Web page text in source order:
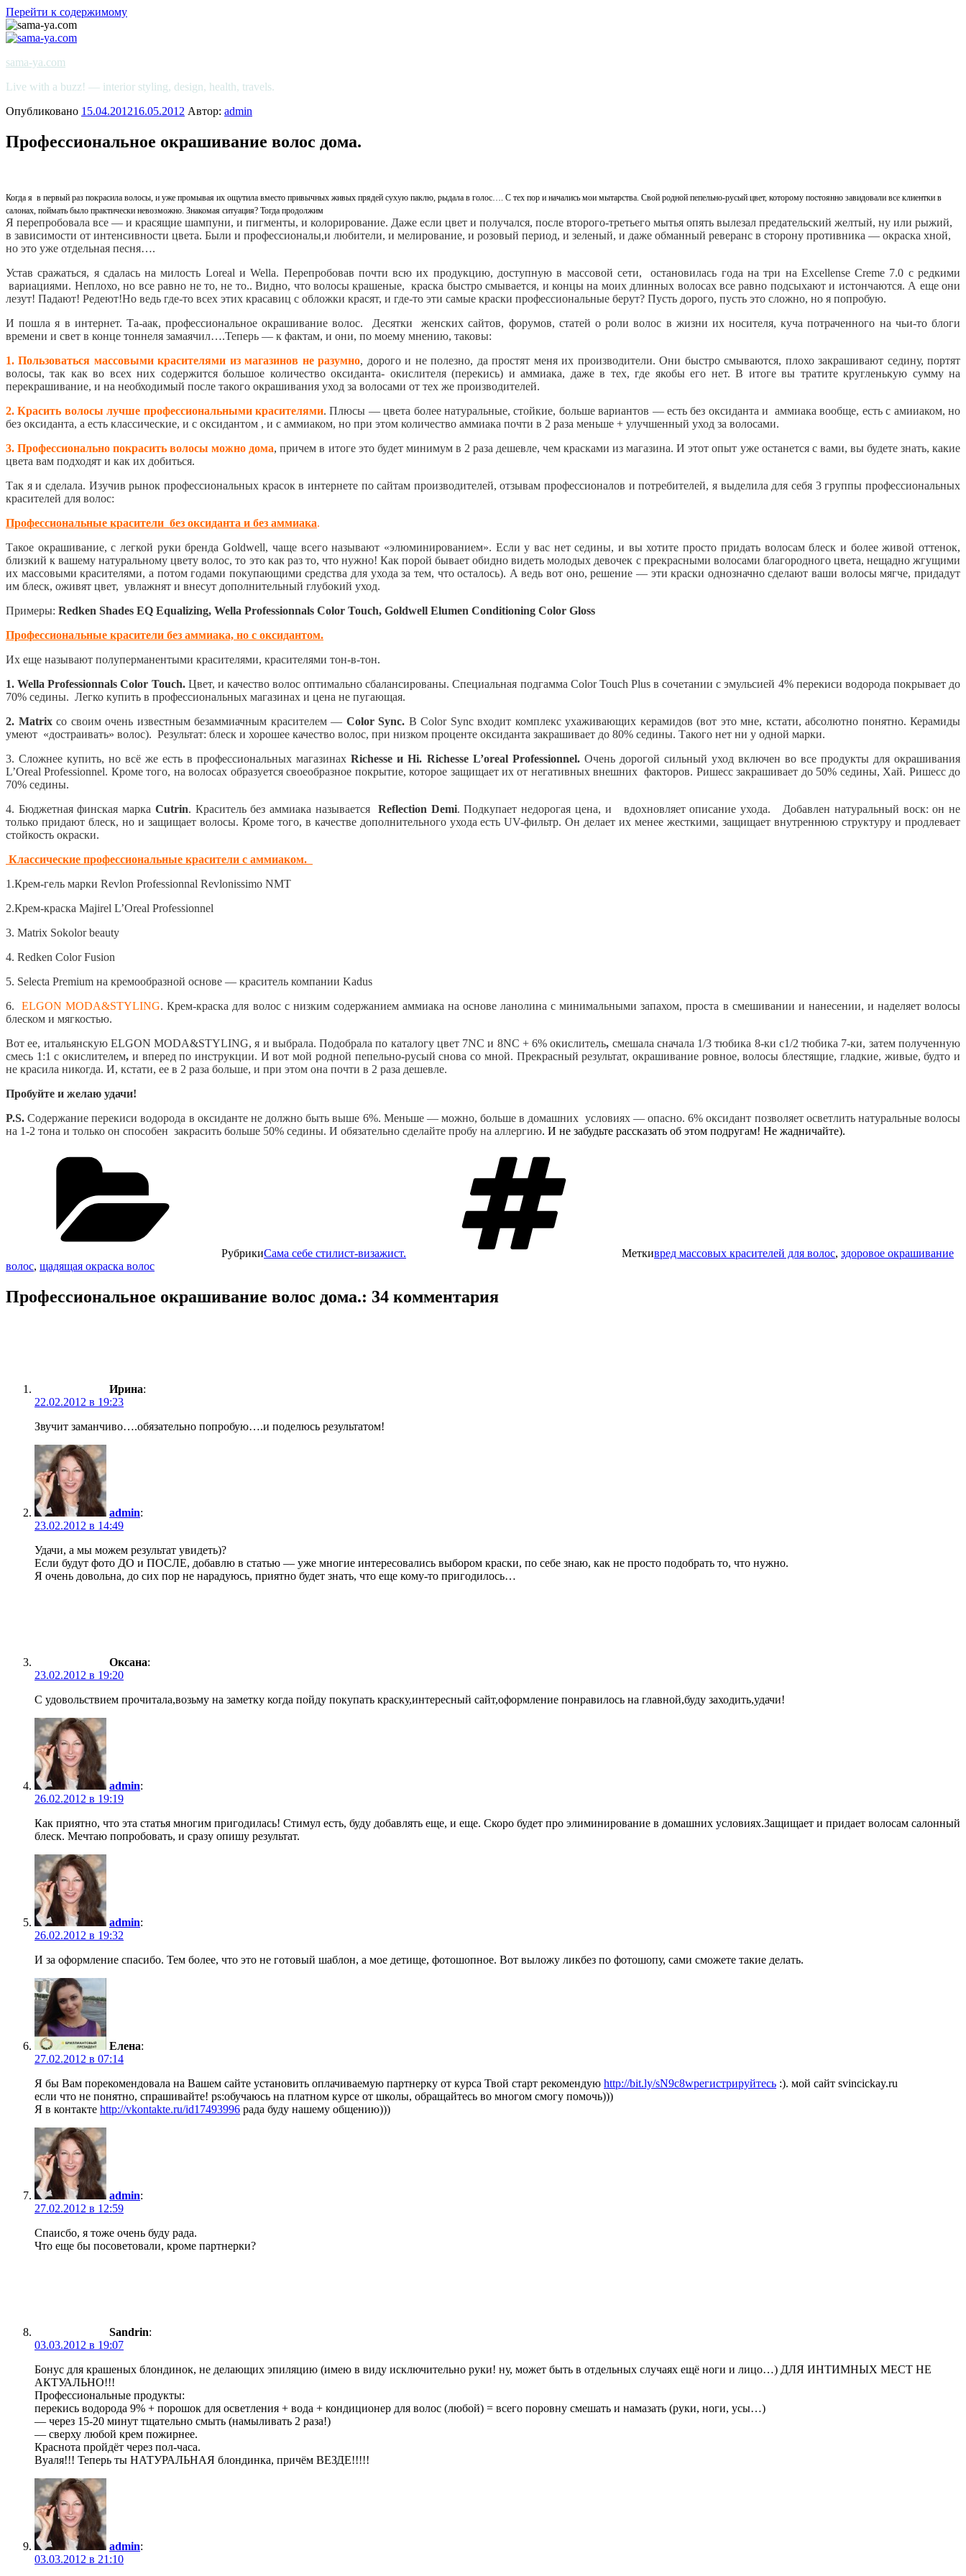
Перейти к содержимому
sama-ya.com
Live with a buzz! — interior styling, design, health, travels.
Опубликовано 15.04.201216.05.2012 Автор: admin
Профессиональное окрашивание волос дома.
Когда я в первый раз покрасила волосы, и уже промывая их ощутила вместо привычных живых прядей сухую паклю, рыдала в голос…. С тех пор и начались мои мытарства. Свой родной пепельно-русый цвет, которому постоянно завидовали все клиентки в
салонах, поймать было практически невозможно. Знакомая ситуация? Тогда продолжим
Я перепробовала все — и красящие шампуни, и пигменты, и колорирование. Даже если цвет и получался, после второго-третьего мытья опять вылезал предательский желтый, ну или рыжий,
в зависимости от интенсивности цвета. Были и профессионалы,и любители, и мелирование, и розовый период, и зеленый, и даже обманный реверанс в сторону противника — окраска хной,
но это уже отдельная песня….
Устав сражаться, я сдалась на милость Loreal и Wella. Перепробовав почти всю их продукцию, доступную в массовой сети, остановилась года на три на Excellense Creme 7.0 с редкими
вариациями. Неплохо, но все равно не то, не то.. Видно, что волосы крашеные, краска быстро смывается, и концы на моих длинных волосах все равно подсыхают и истончаются. А еще они
лезут! Падают! Редеют!Но ведь где-то всех этих красавиц с обложки красят, и где-то эти самые краски профессиональные берут? Пусть дорого, пусть это сложно, но я попробую.
И пошла я в интернет. Та-аак, профессиональное окрашивание волос. Десятки женских сайтов, форумов, статей о роли волос в жизни их носителя, куча потраченного на чьи-то блоги
времени и свет в конце тоннеля замаячил….Теперь — к фактам, и они, по моему мнению, таковы:
1. Пользоваться массовыми красителями из магазинов не разумно, дорого и не полезно, да простят меня их производители. Они быстро смываются, плохо закрашивают седину, портят
волосы, так как во всех них содержится большое количество оксиданта- окислителя (перекись) и аммиака, даже в тех, где якобы его нет. В итоге вы тратите кругленькую сумму на
перекрашивание, и на необходимый после такого окрашивания уход за волосами от тех же производителей.
2. Красить волосы лучше профессиональными красителями. Плюсы — цвета более натуральные, стойкие, больше вариантов — есть без оксиданта и аммиака вообще, есть с амииаком, но
без оксиданта, а есть классические, и с оксидантом , и с аммиаком, но при этом количество аммиака почти в 2 раза меньше + улучшенный уход за волосами.
3. Профессионально покрасить волосы можно дома, причем в итоге это будет минимум в 2 раза дешевле, чем красками из магазина. И этот опыт уже останется с вами, вы будете знать, какие
цвета вам подходят и как их добиться.
Так я и сделала. Изучив рынок профессиональных красок в интернете по сайтам производителей, отзывам профессионалов и потребителей, я выделила для себя 3 группы профессиональных
красителей для волос:
Профессиональные красители без оксиданта и без аммиака.
Такое окрашивание, с легкой руки бренда Goldwell, чаще всего называют «элюминированием». Если у вас нет седины, и вы хотите просто придать волосам блеск и более живой оттенок,
близкий к вашему натуральному цвету волос, то это как раз то, что нужно! Как порой бывает обидно видеть молодых девочек с прекрасными волосами благородного цвета, нещадно жгущими
их массовыми красителями, а потом годами покупающими средства для ухода за тем, что осталось). А ведь вот оно, решение — эти краски однозначно сделают ваши волосы мягче, придадут
им блеск, оживят цвет, увлажнят и внесут дополнительный глубокий уход.
Примеры: Redken Shades EQ Equalizing, Wella Professionnals Color Touch, Goldwell Elumen Conditioning Color Gloss
Профессиональные красители без аммиака, но с оксидантом.
Их еще называют полуперманентыми красителями, красителями тон-в-тон.
1. Wella Professionnals Color Touch.Цвет, и качество волос оптимально cбалансированы. Специальная подгамма Color Touch Plus в сочетании с эмульсией 4% перекиси водорода покрывает до
70% седины. Легко купить в профессиональных магазинах и цена не пугающая.
2. Matrixсо своим очень известным безаммиачным красителем — Color Sync. В Color Sync входит комплекс ухаживающих керамидов (вот это мне, кстати, абсолютно понятно. Керамиды
умеют «достраивать» волос). Результат: блеск и хорошее качество волос, при низком проценте оксиданта закрашивает до 80% седины. Такого нет ни у одной марки.
3. Сложнее купить, но всё же есть в профессиональных магазинахRichesse и Hi. Richesse L’oreal Professionnel.Очень дорогой сильный уход включен во все продукты для окрашивания
L’Oreal Professionnel. Кроме того, на волосах образуется своеобразное покрытие, которое защищает их от негативных внешних факторов. Ришесс закрашивает до 50% седины, Хай. Ришесс до
70% седины.
4. Бюджетная финская марка Cutrin. Краситель без аммиака называетсяReflection Demi. Подкупает недорогая цена, и вдохновляет описание ухода. Добавлен натуральный воск: он не
только придают блеск, но и защищает волосы. Кроме того, в качестве дополнительного ухода есть UV-фильтр. Он делает их менее жесткими, защищает внутреннюю структуру и продлевает
стойкость окраски.
Классические профессиональные красители с аммиаком.
1.Крем-гель марки Revlon Professionnal Revlonissimo NMT
2.Крем-краска Majirel L’Oreal Professionnel
3. Matrix Sokolor beauty
4. Redken Color Fusion
5. Selecta Premium на кремообразной основе — краситель компании Kadus
6.
ELGON MODA&STYLING. Крем-краска для волос с низким содержанием аммиака на основе ланолина с минимальными запахом, проста в смешивании и нанесении, и наделяет волосы
блеском и мягкостью.
Вот ее, итальянскую ELGON MODA&STYLING, я и выбрала. Подобрала по каталогу цвет 7NC и 8NC + 6% окислитель, смешала сначала 1/3 тюбика 8-ки с1/2 тюбика 7-ки, затем полученную
смесь 1:1 с окислителем, и вперед по инструкции. И вот мой родной пепельно-русый снова со мной. Прекрасный результат, окрашивание ровное, волосы блестящие, гладкие, живые, будто и
не красила никогда. И, кстати, ее в 2 раза больше, и при этом она почти в 2 раза дешевле.
Пробуйте и желаю удачи!
P.S. Содержание перекиси водорода в оксиданте не должно быть выше 6%. Меньше — можно, больше в домашних условиях — опасно. 6% оксидант позволяет осветлить натуральные волосы
на 1-2 тона и только он способен закрасить больше 50% седины. И обязательно сделайте пробу на аллергию. И не забудьте рассказать об этом подругам! Не жадничайте).
РубрикиСама себе стилист-визажист. Меткивред массовых красителей для волос, здоровое окрашивание
волос, щадящая окраска волос
Профессиональное окрашивание волос дома.: 34 комментария
Ирина:
22.02.2012 в 19:23
Звучит заманчиво….обязательно попробую….и поделюсь результатом!
admin:
23.02.2012 в 14:49
Удачи, а мы можем результат увидеть)?
Если будут фото ДО и ПОСЛЕ, добавлю в статью — уже многие интересовались выбором краски, по себе знаю, как не просто подобрать то, что нужно.
Я очень довольна, до сих пор не нарадуюсь, приятно будет знать, что еще кому-то пригодилось…
Оксана:
23.02.2012 в 19:20
С удовольствием прочитала,возьму на заметку когда пойду покупать краску,интересный сайт,оформление понравилось на главной,буду заходить,удачи!
admin:
26.02.2012 в 19:19
Как приятно, что эта статья многим пригодилась! Стимул есть, буду добавлять еще, и еще. Скоро будет про элиминирование в домашних условиях.Защищает и придает волосам салонный
блеск. Мечтаю попробовать, и сразу опишу результат.
admin:
26.02.2012 в 19:32
И за оформление спасибо. Тем более, что это не готовый шаблон, а мое детище, фотошопное. Вот выложу ликбез по фотошопу, сами сможете такие делать.
Елена:
27.02.2012 в 07:14
Я бы Вам порекомендовала на Вашем сайте установить оплачиваемую партнерку от курса Твой старт рекомендую http://bit.ly/sN9c8wрегистрируйтесь :). мой сайт svincickay.ru
если что не понятно, спрашивайте! ps:обучаюсь на платном курсе от школы, обращайтесь во многом смогу помочь)))
Я в контакте http://vkontakte.ru/id17493996 рада буду нашему общению)))
admin:
27.02.2012 в 12:59
Спаисбо, я тоже очень буду рада.
Что еще бы посоветовали, кроме партнерки?
Sandrin:
03.03.2012 в 19:07
Бонус для крашеных блондинок, не делающих эпиляцию (имею в виду исключительно руки! ну, может быть в отдельных случаях ещё ноги и лицо…) ДЛЯ ИНТИМНЫХ МЕСТ НЕ
АКТУАЛЬНО!!!
Профессиональные продукты:
перекись водорода 9% + порошок для осветления + вода + кондиционер для волос (любой) = всего поровну смешать и намазать (руки, ноги, усы…)
— через 15-20 минут тщательно смыть (намыливать 2 раза!)
— сверху любой крем пожирнее.
Краснота пройдёт через пол-часа.
Вуаля!!! Теперь ты НАТУРАЛЬНАЯ блондинка, причём ВЕЗДЕ!!!!!
admin:
03.03.2012 в 21:10